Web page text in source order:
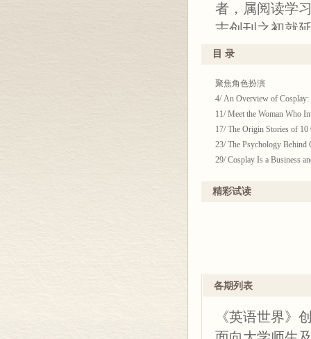
者，属阅读学
志创刊之初就
科全书式的丰
文明的同时，
欢迎。
杂志向以高品
点社科期刊奖
奖”和“优秀编
《英语世界》
地道道名家办
《英语世界》
常设栏目包
象”，追踪娱乐
目 录
聚焦角色扮演
4/ An Overview of
11/ Meet the Woman
17/ The Origin Stories of
23/ The Psychology
29/ Cosplay Is a
中国故事
49/ Larger Communities
精彩试读
各期列表
《英语世界》